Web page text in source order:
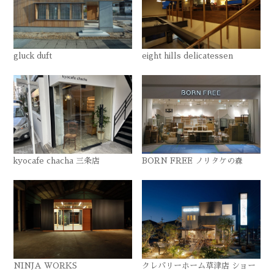
gluck duft eight hills delicatessen
kyocafe chacha 三条店 BORN FREE ノリタケの森
NINJA WORKS
クレバリーホーム草津店 ショー